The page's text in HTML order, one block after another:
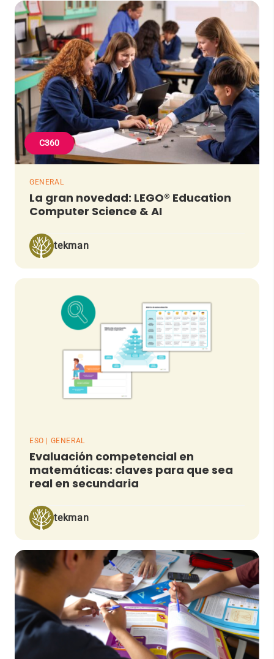
C360
GENERAL
La gran novedad: LEGO® Education
Computer Science & AI
tekman
ESO | GENERAL
Evaluación competencial en
matemáticas: claves para que sea
real en secundaria
tekman